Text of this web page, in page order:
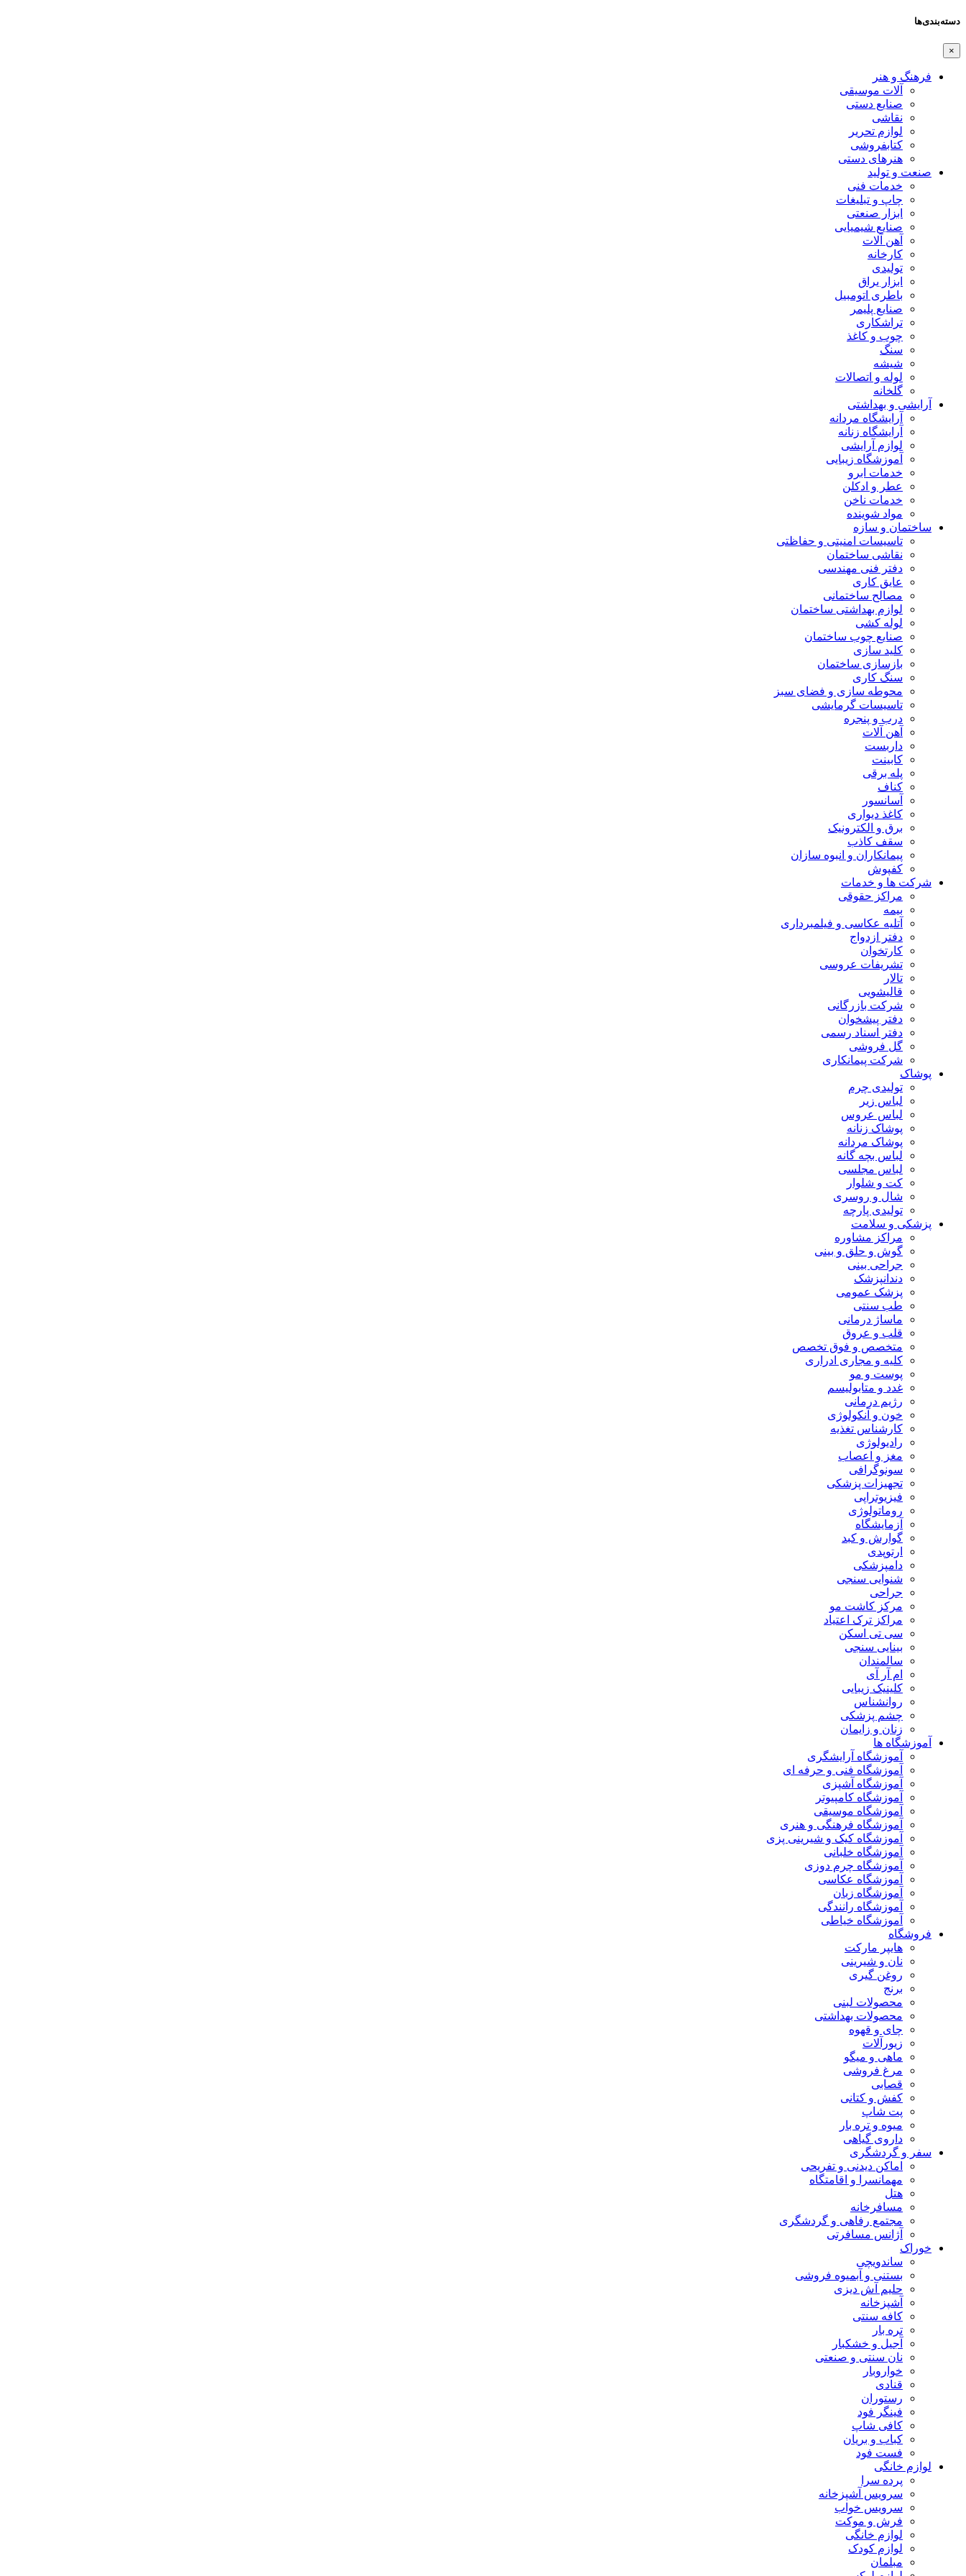
دسته‌بندی‌ها
×
فرهنگ و هنر
آلات موسیقی
صنایع دستی
نقاشی
لوازم تحریر
کتابفروشی
هنرهای دستی
صنعت و تولید
خدمات فنی
چاپ و تبلیغات
ابزار صنعتی
صنایع شیمیایی
آهن آلات
کارخانه
تولیدی
ابزار یراق
باطری اتومبیل
صنایع پلیمر
تراشکاری
چوب و کاغذ
سنگ
شیشه
لوله و اتصالات
گلخانه
آرایشی و بهداشتی
آرایشگاه مردانه
آرایشگاه زنانه
لوازم آرایشی
آموزشگاه زیبایی
خدمات ابرو
عطر و ادکلن
خدمات ناخن
مواد شوینده
ساختمان و سازه
تاسیسات امنیتی و حفاظتی
نقاشی ساختمان
دفتر فنی مهندسی
عایق کاری
مصالح ساختمانی
لوازم بهداشتی ساختمان
لوله کشی
صنایع چوب ساختمان
کلید سازی
بازسازی ساختمان
سنگ کاری
محوطه سازی و فضای سبز
تاسیسات گرمایشی
درب و پنجره
آهن آلات
داربست
کابینت
پله برقی
کناف
آسانسور
کاغذ دیواری
برق و الکترونیک
سقف کاذب
پیمانکاران و انبوه سازان
کفپوش
شرکت ها و خدمات
مراکز حقوقی
بیمه
آتلیه عکاسی و فیلمبرداری
دفتر ازدواج
کارتخوان
تشریفات عروسی
تالار
قالیشویی
شرکت بازرگانی
دفتر پیشخوان
دفتر اسناد رسمی
گل فروشی
شرکت پیمانکاری
پوشاک
تولیدی چرم
لباس زیر
لباس عروس
پوشاک زنانه
پوشاک مردانه
لباس بچه گانه
لباس مجلسی
کت و شلوار
شال و روسری
تولیدی پارچه
پزشکی و سلامت
مراکز مشاوره
گوش و حلق و بینی
جراحی بینی
دندانپزشک
پزشک عمومی
طب سنتی
ماساژ درمانی
قلب و عروق
متخصص و فوق تخصص
کلیه و مجاری ادراری
پوست و مو
غدد و متابولیسم
رژیم درمانی
خون و آنکولوژی
کارشناس تغذیه
رادیولوژی
مغز و اعصاب
سونوگرافی
تجهیزات پزشکی
فیزیوتراپی
روماتولوژی
آزمایشگاه
گوارش و کبد
ارتوپدی
دامپزشکی
شنوایی سنجی
جراحی
مرکز کاشت مو
مراکز ترک اعتیاد
سی تی اسکن
بینایی سنجی
سالمندان
ام آر آی
کلینیک زیبایی
روانشناس
چشم پزشکی
زنان و زایمان
آموزشگاه ها
آموزشگاه آرایشگری
آموزشگاه فنی و حرفه ای
آموزشگاه آشپزی
آموزشگاه کامپیوتر
آموزشگاه موسیقی
آموزشگاه فرهنگی و هنری
آموزشگاه کیک و شیرینی پزی
آموزشگاه خلبانی
آموزشگاه چرم دوزی
آموزشگاه عکاسی
آموزشگاه زبان
آموزشگاه رانندگی
آموزشگاه خیاطی
فروشگاه
هایپر مارکت
نان و شیرینی
روغن گیری
برنج
محصولات لبنی
محصولات بهداشتی
چای و قهوه
زیورآلات
ماهی و میگو
مرغ فروشی
قصابی
کفش و کتانی
پت شاپ
میوه و تره بار
داروی گیاهی
سفر و گردشگری
اماکن دیدنی و تفریحی
مهمانسرا و اقامتگاه
هتل
مسافرخانه
مجتمع رفاهی و گردشگری
آژانس مسافرتی
خوراک
ساندویچی
بستنی و آبمیوه فروشی
حلیم آش دیزی
آشپزخانه
کافه سنتی
تره بار
آجیل و خشکبار
نان سنتی و صنعتی
خواروبار
قنادی
رستوران
فینگر فود
کافی شاپ
کباب و بریان
فست فود
لوازم خانگی
پرده سرا
سرویس آشپزخانه
سرویس خواب
فرش و موکت
لوازم خانگی
لوازم کودک
مبلمان